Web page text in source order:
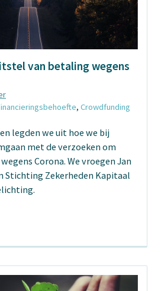
van betaling wegens
, Crowdfunding
legden we uit hoe we bij
met de verzoeken om
Corona. We vroegen Jan
Stichting Zekerheden Kapitaal